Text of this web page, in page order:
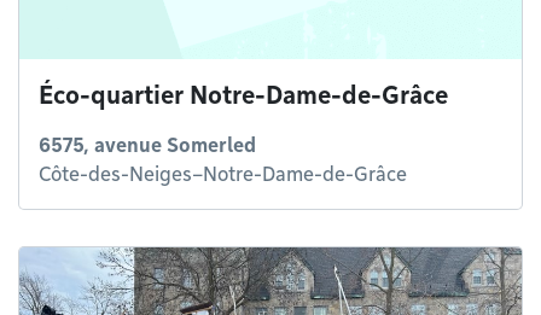
Éco-quartier Notre-Dame-de-Grâce
6575, avenue Somerled
Côte-des-Neiges–Notre-Dame-de-Grâce